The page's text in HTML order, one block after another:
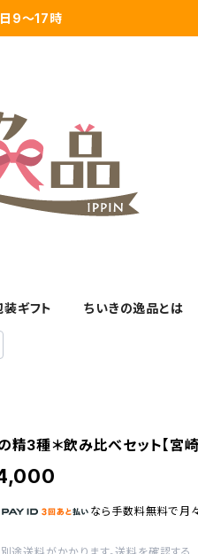
9～17時
ギフト ちいきの逸品とは
精3種＊飲み比べセット【宮崎
なら 手数料無料で 月